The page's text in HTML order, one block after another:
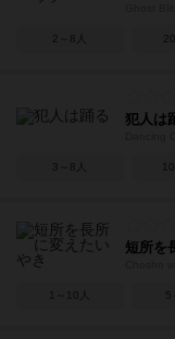
2～8人
犯人は
3～8人
短所を
1～10人 5